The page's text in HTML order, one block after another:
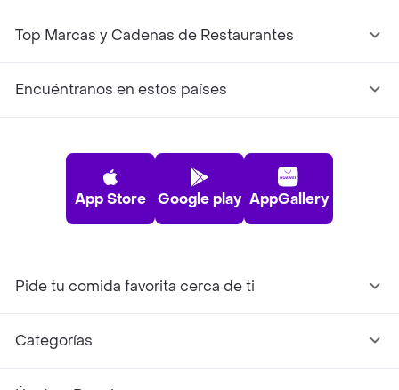
Top Marcas y Cadenas de Restaurantes
Encuéntranos en estos países
App Store Google play AppGallery
Pide tu comida favorita cerca de ti
Categorías